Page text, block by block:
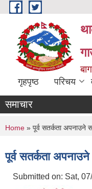
Skip to main content
गृहपृष्ठ परिचय
समाचार
You are here
Home » पूर्व सतर्कता अपनाउने
पूर्व सतर्कता
Submitted on: Sat,